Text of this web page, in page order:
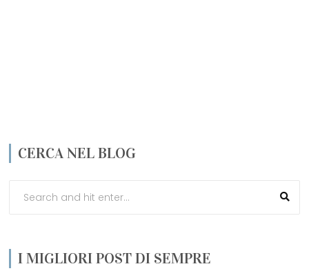
CERCA NEL BLOG
I MIGLIORI POST DI SEMPRE